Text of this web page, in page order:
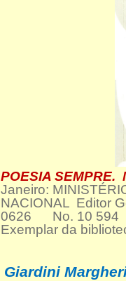
POESIA
Janeiro:
NACIONAL Editor
0626 No. 10 594
Exemplar da
Giardini